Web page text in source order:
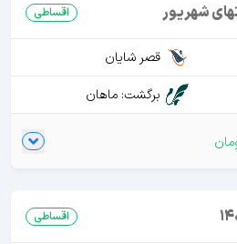
شهریور اقساطی
قصر شایان
برگشت: ماهان
اقساطی